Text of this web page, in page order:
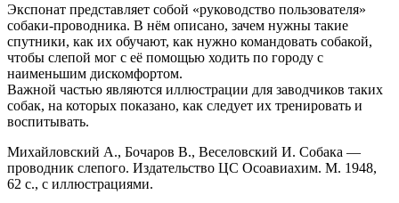
Экспонат представляет собой «руководство пользователя»
собаки-проводника. В нём описано, зачем нужны такие
спутники, как их обучают, как нужно командовать собакой,
чтобы слепой мог с её помощью ходить по городу с
наименьшим дискомфортом.
Важной частью являются иллюстрации для заводчиков таких
собак, на которых показано, как следует их тренировать и
воспитывать.
Михайловский А., Бочаров В., Веселовский И. Собака —
проводник слепого. Издательство ЦС Осоавиахим. М. 1948,
62 с., с иллюстрациями.